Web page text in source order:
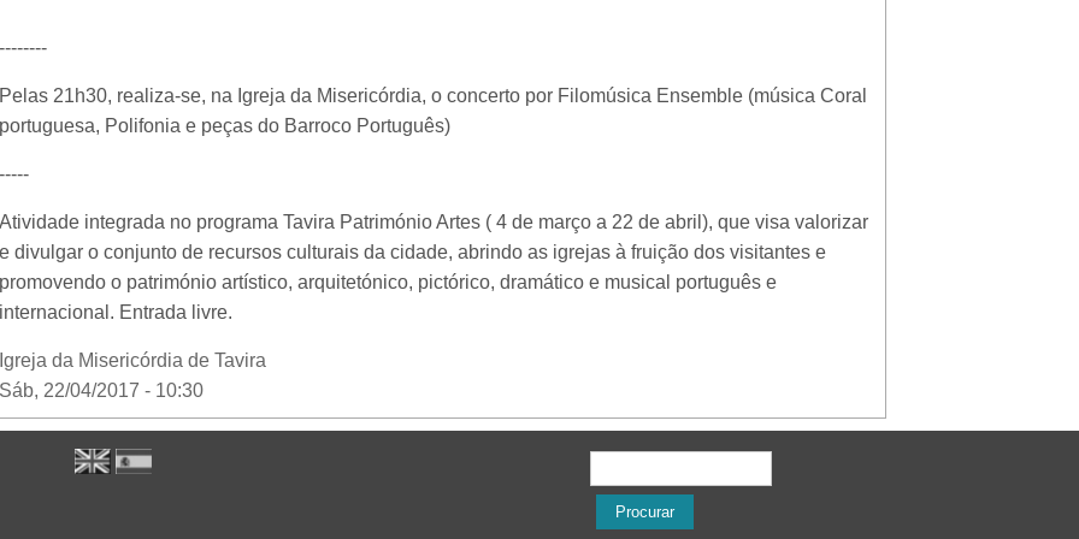
--------
Pelas 21h30, realiza-se, na Igreja da Misericórdia, o concerto por Filomúsica Ensemble (música Coral
portuguesa, Polifonia e peças do Barroco Português)
-----
Atividade integrada no programa Tavira Património Artes ( 4 de março a 22 de abril), que visa valorizar
e divulgar o conjunto de recursos culturais da cidade, abrindo as igrejas à fruição dos visitantes e
promovendo o património artístico, arquitetónico, pictórico, dramático e musical português e
internacional. Entrada livre.
Igreja da Misericórdia de Tavira
Sáb, 22/04/2017 - 10:30